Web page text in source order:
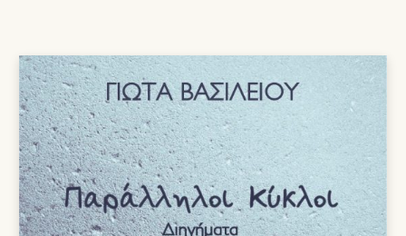
10,00 €.είναι:
9,00 €.